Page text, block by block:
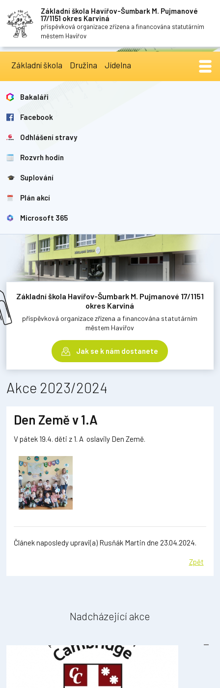
Základní škola Havířov-Šumbark M. Pujmanové
17/1151 okres Karviná
příspěvková organizace zřízena a financována statutárním
městem Havířov
Základní škola Družina Jídelna
Bakaláři
Facebook
Odhlášení stravy
Rozvrh hodin
Suplování
Plán akcí
Microsoft 365
Základní škola Havířov-Šumbark M. Pujmanové 17/1151
okres Karviná
příspěvková organizace zřízena a financována statutárním
městem Havířov
Jak se k nám dostanete
Akce 2023/2024
Den Země v 1.A
V pátek 19.4. děti z 1. A oslavily Den Země.
Článek naposledy upravi(a) Rusňák Martin dne 23.04.2024.
Zpět
Nadcházející akce